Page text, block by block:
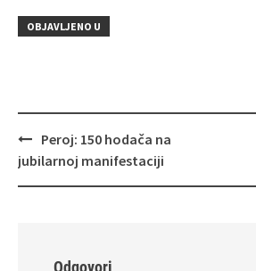
OBJAVLJENO U
Navigacija
objava
Peroj: 150 hodača na
jubilarnoj manifestaciji
Odgovori